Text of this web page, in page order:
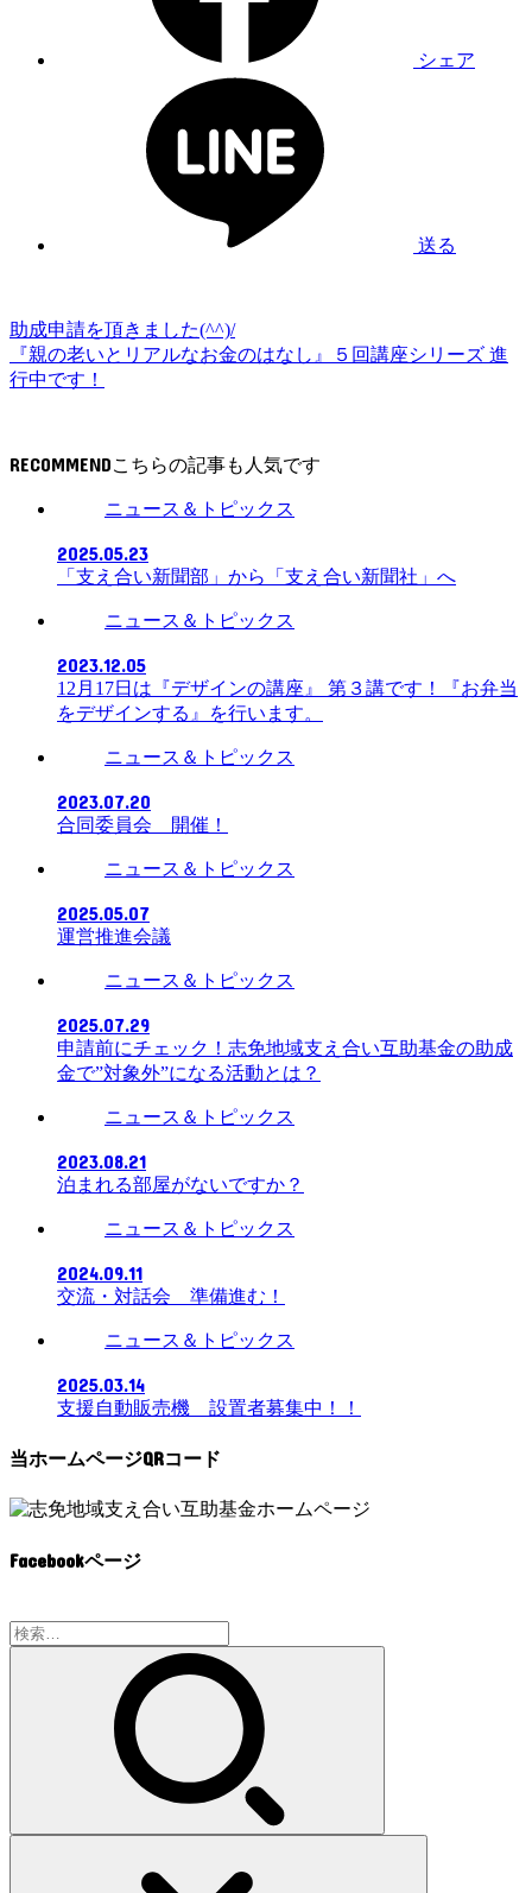
シェア
送る
助成申請を頂きました(^^)/
『親の老いとリアルなお金のはなし』５回講座シリーズ 進
行中です！
RECOMMEND
ニュース＆トピックス
2025.05.23
「支え合い新聞部」から「支え合い新聞社」へ
ニュース＆トピックス
2023.12.05
12月17日は『デザインの講座』 第３講です！『お弁当
をデザインする』を行います。
ニュース＆トピックス
2023.07.20
合同委員会 開催！
ニュース＆トピックス
2025.05.07
運営推進会議
ニュース＆トピックス
2025.07.29
申請前にチェック！志免地域支え合い互助基金の助成
金で”対象外”になる活動とは？
ニュース＆トピックス
2023.08.21
泊まれる部屋がないですか？
ニュース＆トピックス
2024.09.11
交流・対話会 準備進む！
ニュース＆トピックス
2025.03.14
支援自動販売機 設置者募集中！！
当ホームページQRコード
Facebookページ
検
索: